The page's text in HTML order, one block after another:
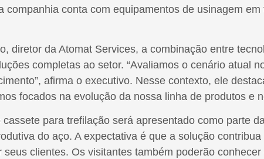
companhia conta com equipamentos de usinagem
diretor da Atomat Services, a combinação entre
completas ao setor. “Avaliamos o cenário atual
afirma o executivo. Nesse contexto, ele
focados na evolução da nossa linha de produtos e
para trefilação será apresentado como parte
do aço. A expectativa é que a solução
seus clientes. Os visitantes também poderão